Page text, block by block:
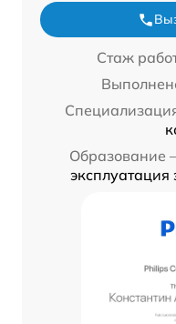
Стаж
Образование –
эксплуатация